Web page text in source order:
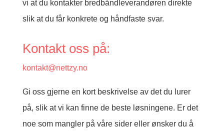
vi at du kontakter bredbåndleverandøren direkte
slik at du får konkrete og håndfaste svar.
Kontakt oss på:
kontakt@nettzy.no
Gi oss gjerne en kort beskrivelse av det du lurer
på, slik at vi kan finne de beste løsningene. Er det
noe som mangler på våre sider eller ønsker du å